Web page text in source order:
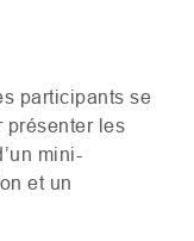
participants se
présenter les
mini-
et un